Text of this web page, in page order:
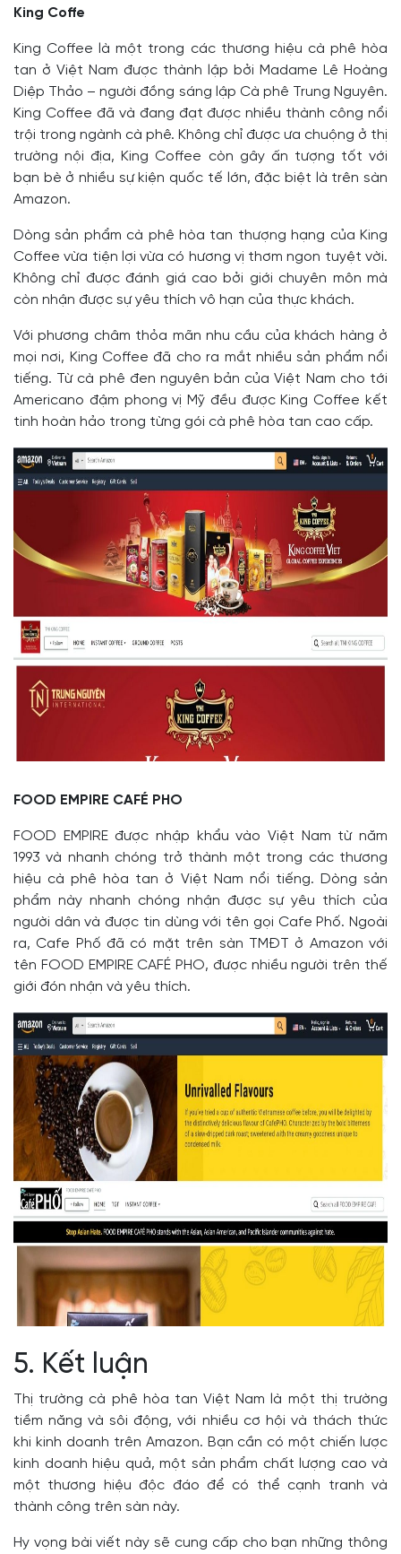
King Coffe
King Coffee là một trong các thương hiệu cà phê hòa
tan ở Việt Nam được thành lập bởi Madame Lê Hoàng
Diệp Thảo – người đồng sáng lập Cà phê Trung Nguyên.
King Coffee đã và đang đạt được nhiều thành công nổi
trội trong ngành cà phê. Không chỉ được ưa chuộng ở thị
trường nội địa, King Coffee còn gây ấn tượng tốt với
bạn bè ở nhiều sự kiện quốc tế lớn, đặc biệt là trên sàn
Amazon.
Dòng sản phẩm cà phê hòa tan thượng hạng của King
Coffee vừa tiện lợi vừa có hương vị thơm ngon tuyệt vời.
Không chỉ được đánh giá cao bởi giới chuyên môn mà
còn nhận được sự yêu thích vô hạn của thực khách.
Với phương châm thỏa mãn nhu cầu của khách hàng ở
mọi nơi, King Coffee đã cho ra mắt nhiều sản phẩm nổi
tiếng. Từ cà phê đen nguyên bản của Việt Nam cho tới
Americano đậm phong vị Mỹ đều được King Coffee kết
tinh hoàn hảo trong từng gói cà phê hòa tan cao cấp.
FOOD EMPIRE CAFÉ PHO
FOOD EMPIRE được nhập khẩu vào Việt Nam từ năm
1993 và nhanh chóng trở thành một trong các thương
hiệu cà phê hòa tan ở Việt Nam nổi tiếng. Dòng sản
phẩm này nhanh chóng nhận được sự yêu thích của
người dân và được tin dùng với tên gọi Cafe Phố. Ngoài
ra, Cafe Phố đã có mặt trên sàn TMĐT ở Amazon với
tên FOOD EMPIRE CAFÉ PHO, được nhiều người trên thế
giới đón nhận và yêu thích.
5. Kết luận
Thị trường cà phê hòa tan Việt Nam là một thị trường
tiềm năng và sôi động, với nhiều cơ hội và thách thức
khi kinh doanh trên Amazon. Bạn cần có một chiến lược
kinh doanh hiệu quả, một sản phẩm chất lượng cao và
một thương hiệu độc đáo để có thể cạnh tranh và
thành công trên sàn này.
Hy vọng bài viết này sẽ cung cấp cho bạn những thông